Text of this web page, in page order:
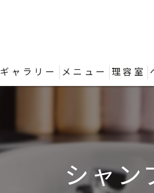
ギャラリー メニュー 理容室
シャン